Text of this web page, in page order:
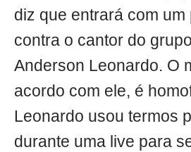
diz que entrará com um
contra o cantor do
Anderson Leonardo. O
acordo com ele, é
Leonardo usou termos
durante uma live para